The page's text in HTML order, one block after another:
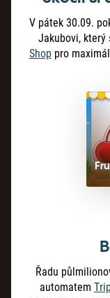
V pátek 30.09.
Jakubovi, který
Shoppro
Řadu
automatem